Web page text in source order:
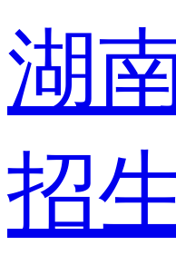
湖
招